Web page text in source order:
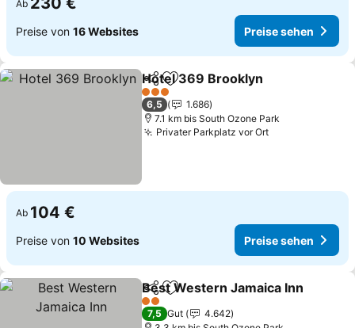
Ab
Preise von 16 Websites Preise sehen
TeilenZu Favoriten hinzufügen
Hotel 369 Brooklyn
3 Sterne
6,5
1.686
7.1 km bis South Ozone Park
Privater Parkplatz vor OrtPreise sehen
Ab 104 €
Preise von 10 Websites Preise sehen
TeilenZu Favoriten hinzufügen
Best Western Jamaica Inn
2 Sterne
7,5 Gut
4.642